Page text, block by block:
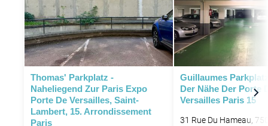
P
Thomas' Parkplatz -
Naheliegend Zur Paris Expo
Porte De Versailles, Saint-
Lambert, 15. Arrondissement
Paris
Guillaumes
Der Nähe Der Porte
Versailles Paris 15
31 Rue Du Hameau,